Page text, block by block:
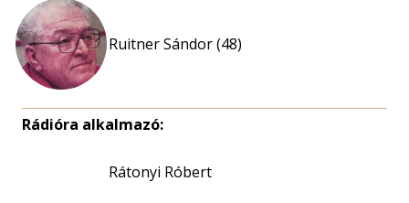
Ruitner Sándor (48)
Rádióra alkalmazó:
Rátonyi Róbert